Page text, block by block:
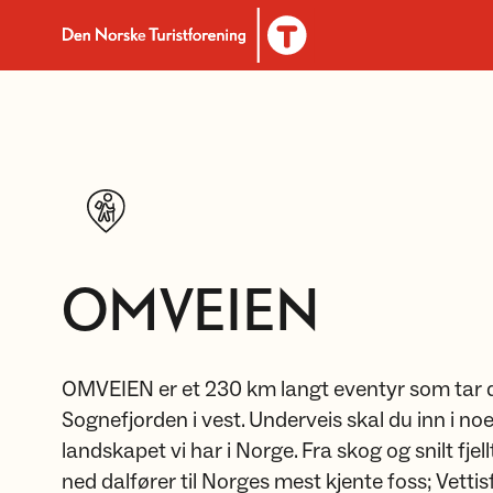
Til DNT.no forside
OMVEIEN
OMVEIEN er et 230 km langt eventyr som
Sognefjorden i vest. Underveis skal du inn i
landskapet vi har i Norge. Fra skog og snilt
ned dalfører til Norges mest kjente foss;